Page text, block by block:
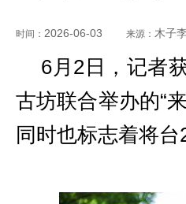
时间： 2026-06-03 来源： 木子李
6月2日，记者
古坊联合举办的“
同时也标志着将